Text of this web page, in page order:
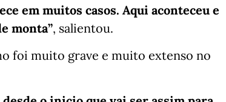
em muitos casos. Aqui aconteceu e
monta”, salientou.
foi muito grave e muito extenso no